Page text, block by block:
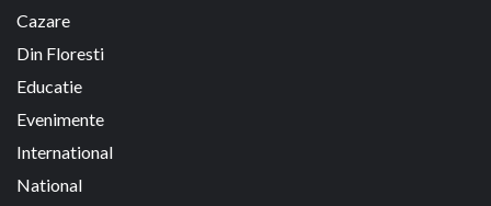
Cazare
Din Floresti
Educatie
Evenimente
International
National